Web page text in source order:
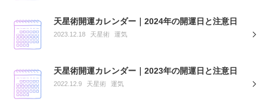
天星術開運カレンダー｜2024年の開運日と注意日
2023.12.18 天星術 運気
天星術開運カレンダー｜2023年の開運日と注意日
2022.12.9 天星術 運気